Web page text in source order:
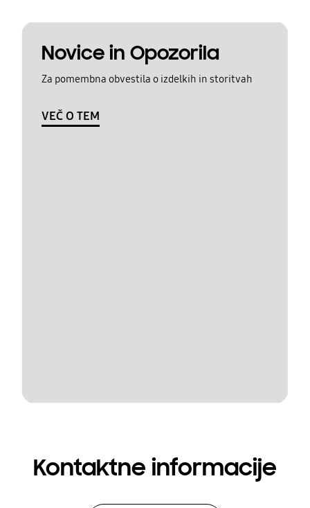
Novice in Opozorila
Za pomembna obvestila o izdelkih in storitvah
VEČ O TEM
Kontaktne informacije